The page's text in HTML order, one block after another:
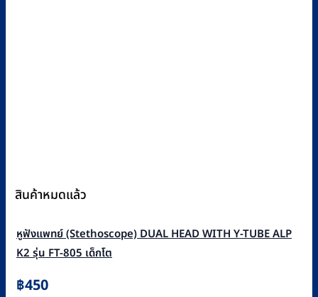
สินค้าหมดแล้ว
หูฟังแพทย์ (Stethoscope) DUAL HEAD WITH Y-TUBE ALP
K2 รุ่น FT-805 เด็กโต
฿450